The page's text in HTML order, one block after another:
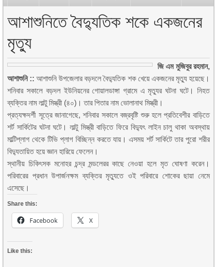
আশাশুনিতে বৈদ্যুতিক শকে একজনের
মৃত্যু
জি এম মুজিবুর রহমান,
আশাশুনি :: আশাশুনি উপজেলার বড়দলে বৈদ্যুতিক শক খেয়ে একজনের মৃত্যু হয়েছে।
শনিবার সকালে বড়দল ইউনিয়নের গোয়ালডাঙ্গা গ্রামে এ মৃত্যুর ঘটনা ঘটে। নিহত
ব্যক্তির নাম লাল্টু মিস্ত্রী (৪০)। তার পিতার নাম ভোলানাথ মিস্ত্রী।
প্রত্যক্ষদর্শী সূত্রে জানাগেছে, শনিবার সকালে বজ্রবৃষ্টি শুরু হলে প্রতিবেশীর বাড়িতে
শর্ট সার্কিটের ঘটনা ঘটে। লাল্টু মিস্ত্রী বাড়িতে ফিরে বিদ্যুৎ লাইন চালু থাকা অবস্থায়
মাল্টিপ্লাগ থেকে টিভি প্লাগ বিচ্ছিন্ন করতে যায়। এসময় শর্ট সার্কিটে তার পুরো শরীর
বিদ্যুতায়িত হয়ে জ্ঞান হারিয়ে ফেলেন।
স্থানীয় চিকিৎসক মনোহর চন্দ্র মন্ডলেরর কাছে নেওয়া হলে মৃত ঘোষণা করেন।
পরিবারের প্রধান উপার্জনক্ষম ব্যক্তির মৃত্যুতে ওই পরিবারে শোকের ছায়া নেমে
এসেছে।
Share this:
Facebook X
Like this: